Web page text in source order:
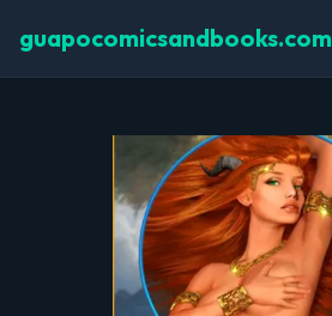
guapocomicsandbooks.com